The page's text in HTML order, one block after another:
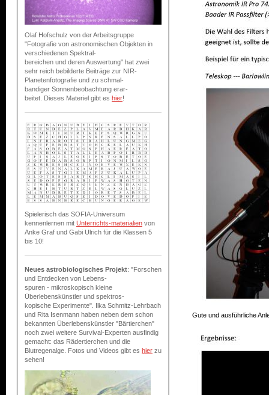
Olaf Hofschulz von der Arbeitsgruppe
"Fotografie von astronomischen Objekten in
verschiedenen Spektral-
bereichen und deren Auswertung" hat zwei
sehr reich bebilderte Beiträge zur NIR-
Planetenfotografie und zu schmal-
bandiger Sonnenbeobachtung erar-
beitet. Dieses Materiel gibt es hier!
Spielerisch das SOFIA-Universum
kennenlernen mit Unterrichts-materialien von
Anke Graf und Gabi Ulrich für die Klassen 5
bis 10!
Neues astrobiologisches Projekt: "Forschen
und Entdecken von Lebens-
spuren - mikroskopisch kleine
Überlebenskünstler und spektros-
kopische Experimente". Ilka Schmitz-Lehrbach
und Rita Isenmann haben neben dem schon
bekannten Überlebenskünstler "Bärtierchen"
noch zwei weitere Survival-Experten ausfindig
gemacht: das Rädertierchen und die
Blutregenalge. Fotos und Videos gibt es hier zu
sehen!
Gute und ausführliche